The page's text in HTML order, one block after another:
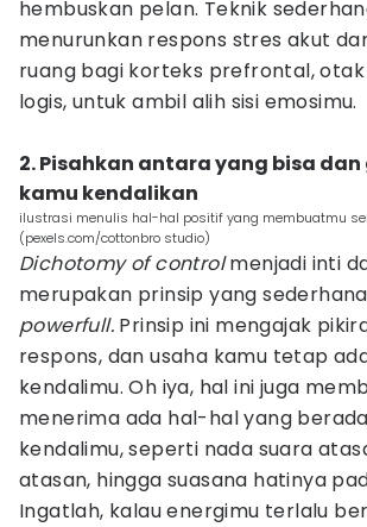
hembuskan pelan. Teknik
menurunkan respons stres akut
ruang bagi korteks prefrontal,
logis, untuk ambil alih sisi emosimu.
2. Pisahkan antara yang bisa dan
kamu kendalikan
ilustrasi menulis hal-hal positif yang membuatmu
(pexels.com/cottonbro studio)
Dichotomy of controlmenjadi inti
merupakan prinsip yang
powerfull. Prinsip ini mengajak
respons, dan usaha kamu tetap
kendalimu. Oh iya, hal ini juga
menerima ada hal-hal yang
kendalimu, seperti nada suara
atasan, hingga suasana hatinya
Ingatlah, kalau energimu terlalu